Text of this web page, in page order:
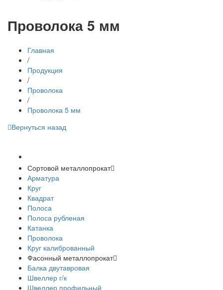
Проволока 5 мм
Главная
/
Продукция
/
Проволока
/
Проволока 5 мм
Вернуться назад
Сортовой металлопрокат
Арматура
Круг
Квадрат
Полоса
Полоса рубленая
Катанка
Проволока
Круг калиброванный
Фасонный металлопрокат
Балка двутавровая
Швеллер г/к
Швеллер профильный